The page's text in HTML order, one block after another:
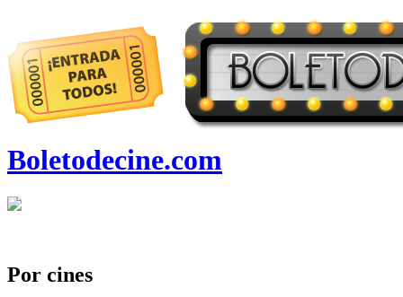
Boletodecine.com
Por cines